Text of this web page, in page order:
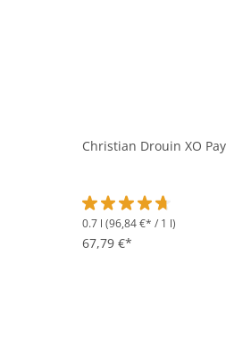
Christian Drouin XO
Durchschnittliche
0.7 l (96,84 €* / 1 l)
67,79 €*